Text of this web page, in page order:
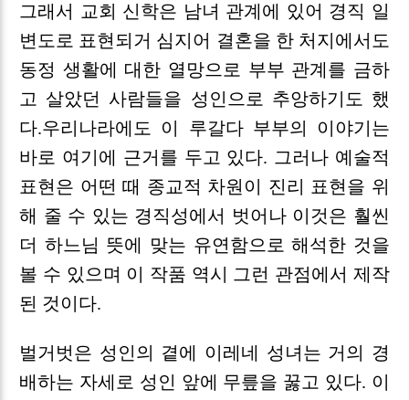
그래서 교회 신학은 남녀 관계에 있어 경직 일
변도로 표현되거 심지어 결혼을 한 처지에서도
동정 생활에 대한 열망으로 부부 관계를 금하
고 살았던 사람들을 성인으로 추앙하기도 했
다.우리나라에도 이 루갈다 부부의 이야기는
바로 여기에 근거를 두고 있다. 그러나 예술적
표현은 어떤 때 종교적 차원이 진리 표현을 위
해 줄 수 있는 경직성에서 벗어나 이것은 훨씬
더 하느님 뜻에 맞는 유연함으로 해석한 것을
볼 수 있으며 이 작품 역시 그런 관점에서 제작
된 것이다.
벌거벗은 성인의 곁에 이레네 성녀는 거의 경
배하는 자세로 성인 앞에 무릎을 꿇고 있다. 이